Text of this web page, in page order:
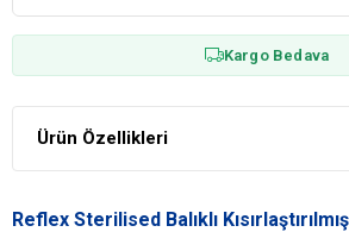
Kargo Bedava
Ürün Özellikleri
Reflex Sterilised Balıklı